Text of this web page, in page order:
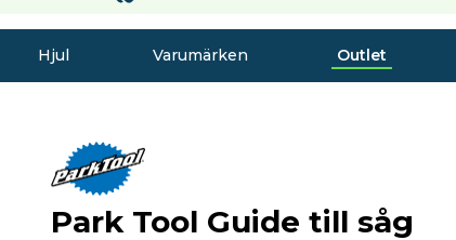
Hjul Varumärken Outlet
Park Tool Guide till såg